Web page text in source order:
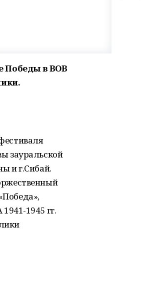
Победы в ВОВ
зауральской
и г.Сибай.
1945 гг.